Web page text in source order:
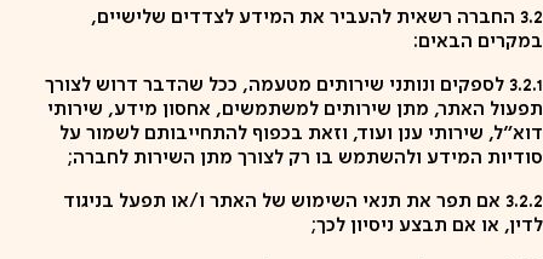
3.2 החברה רשאית להעביר את המידע לצדדים שלישיים,
במקרים הבאים:
3.2.1 לספקים ונותני שירותים מטעמה, ככל שהדבר דרוש לצורך
תפעול האתר, מתן שירותים למשתמשים, אחסון מידע, שירותי
דוא"ל, שירותי ענן ועוד, וזאת בכפוף להתחייבותם לשמור על
סודיות המידע ולהשתמש בו רק לצורך מתן השירות לחברה;
3.2.2 אם תפר את תנאי השימוש של האתר ו/או תפעל בניגוד
לדין, או אם תבצע ניסיון לכך;